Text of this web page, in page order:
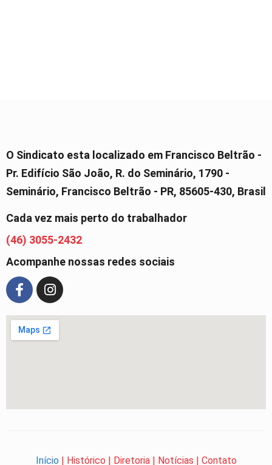
O Sindicato esta localizado em Francisco Beltrão -
Pr. Edifício São João, R. do Seminário, 1790 -
Seminário, Francisco Beltrão - PR, 85605-430, Brasil
Cada vez mais perto do trabalhador
(46) 3055-2432
Acompanhe nossas redes sociais
Início | Histórico | Diretoria| Notícias | Contato